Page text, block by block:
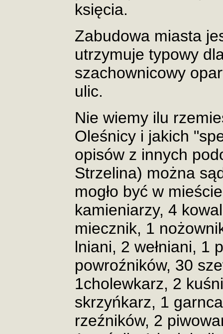
księcia.
Zabudowa miasta
utrzymuje typowy
szachownicowy
ulic.
Nie wiemy ilu
Oleśnicy i jakich
opisów z innych
Strzelina) można
mogło być w
kamieniarzy, 4
miecznik, 1
lniani, 2 wełniani, 1
powroźników, 30
1cholewkarz, 2
skrzyńkarz, 1
rzeźników, 2